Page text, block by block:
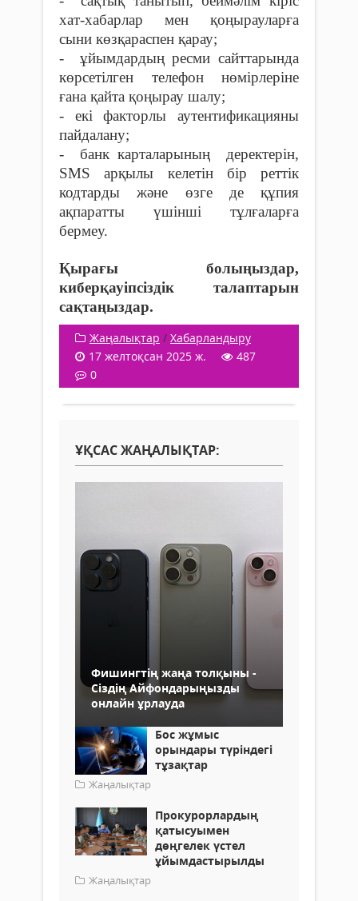
хат-хабарлар мен қоңырауларға
сыни көзқараспен қарау;
- ұйымдардың ресми сайттарында
көрсетілген телефон нөмірлеріне
ғана қайта қоңырау шалу;
- екі факторлы аутентификацияны
пайдалану;
- банк карталарының деректерін,
SMS арқылы келетін бір реттік
кодтарды және өзге де құпия
ақпаратты үшінші тұлғаларға
бермеу.
Қырағы болыңыздар,
киберқауіпсіздік талаптарын
сақтаңыздар.
Жаңалықтар / Хабарландыру
17 желтоқсан 2025 ж.
487
0
ҰҚСАС ЖАҢАЛЫҚТАР:
Фишингтің жаңа толқыны -
Сіздің Айфондарыңызды
онлайн ұрлауда
Бос жұмыс
орындары түріндегі
тұзақтар
Жаңалықтар
Прокурорлардың
қатысуымен
дөңгелек үстел
ұйымдастырылды
Жаңалықтар